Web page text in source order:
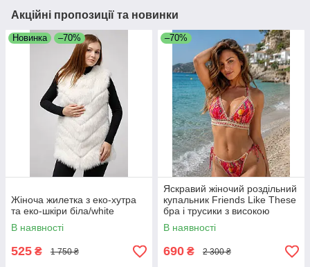
Акційні пропозиції та новинки
Новинка –70%
Жіноча жилетка з еко-хутра
та еко-шкіри біла/white
В наявності
525 ₴ 1 750 ₴
–70%
Яскравий жіночий роздільний
купальник Friends Like These
бра і трусики з високою
посадкою розмір 38
В наявності
690 ₴ 2 300 ₴